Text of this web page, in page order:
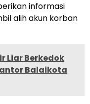
informasi
alih akun korban
Liar Berkedok
Balaikota